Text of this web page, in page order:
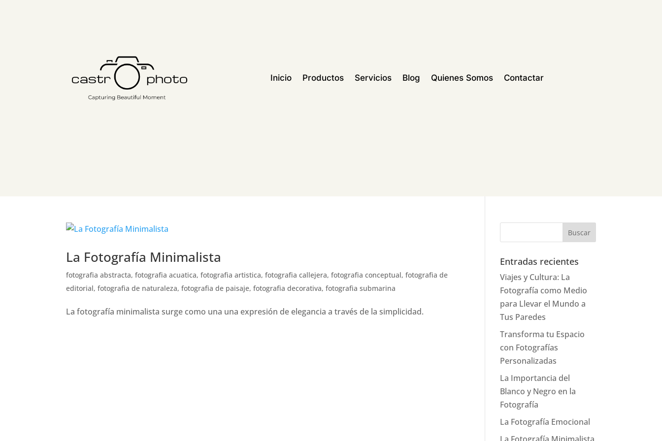
Inicio Productos Servicios Blog Quienes Somos Contactar
La Fotografía Minimalista
fotografia abstracta,fotografia acuatica,fotografia artistica,fotografia callejera,fotografia conceptual,fotografia de
editorial,fotografia de naturaleza,fotografia de paisaje,fotografia decorativa,fotografia submarina
La fotografía minimalista surge como una una expresión de elegancia a través de la simplicidad.
Entradas recientes
Viajes y Cultura: La
Fotografía como Medio
para Llevar el Mundo a
Tus Paredes
Transforma tu Espacio
con Fotografías
Personalizadas
La Importancia del
Blanco y Negro en la
Fotografía
La Fotografía Emocional